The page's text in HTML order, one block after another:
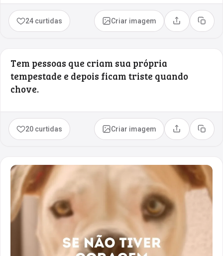
24 curtidas Criar imagem Compartilhar
Copiar
Tem pessoas que criam sua própria
tempestade e depois ficam triste quando
chove.
20 curtidas Criar imagem Compartilhar
Copiar